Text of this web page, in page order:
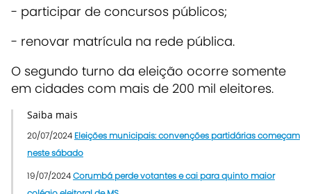
- participar de concursos públicos;
- renovar matrícula na rede pública.
O segundo turno da eleição ocorre somente
em cidades com mais de 200 mil eleitores.
Saiba mais
20/07/2024 Eleições municipais: convenções partidárias começam
neste sábado
19/07/2024Corumbá perde votantes e cai para quinto maior